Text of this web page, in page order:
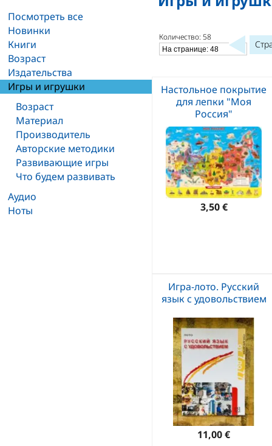
Посмотреть все
Новинки
Книги
Возраст
Издательства
Игры и игрушки
Возраст
Материал
Производитель
Авторские методики
Развивающие игры
Что будем развивать
Аудио
Ноты
Количество: 58
Настольное покрытие
для лепки "Моя
Россия"
3,50 €
Игра-лото. Русский
язык с удовольствием
11,00 €